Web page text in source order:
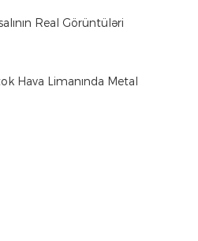
Real Görüntüləri